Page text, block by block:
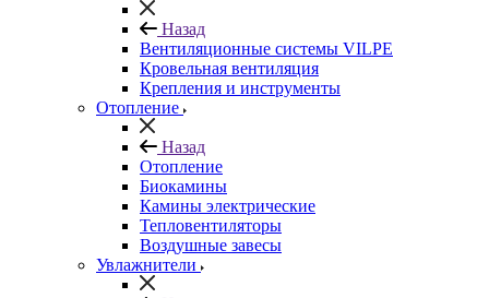
Назад
Вентиляционные системы VILPE
Кровельная вентиляция
Крепления и инструменты
Отопление
Назад
Отопление
Биокамины
Камины электрические
Тепловентиляторы
Воздушные завесы
Увлажнители